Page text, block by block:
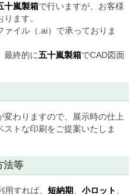
十嵐製箱で行いますが、お客様
ます。
イル（.ai）で承っておりま
最終的に五十嵐製箱でCAD図面
わりますので、展示時の仕上
トな印刷をご提案いたしま
法等
用すれば、 短納期 小ロット